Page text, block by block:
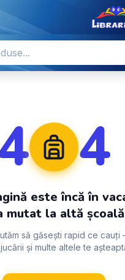
4
este încă în
mutat la altă școală
să găsești rapid ce cauți
și multe altele te